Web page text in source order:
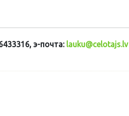
э-почта: lauku@celotajs.lv